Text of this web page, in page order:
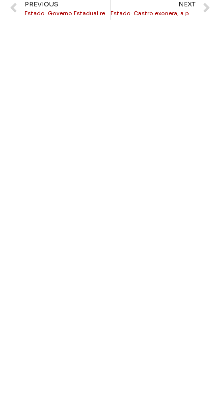
PREVIOUS
Estado: Governo Estadual repassou R$2,4 bilhões aos municípios em novembro
NEXT
Estado: Castro exonera, a pedido, Rosângela Gomes do Desenvolvimento Social